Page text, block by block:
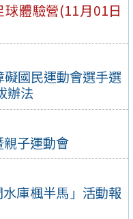
體驗營(11月01日
國民運動會選手選
辦法
子運動會
水庫楓半馬」活動報